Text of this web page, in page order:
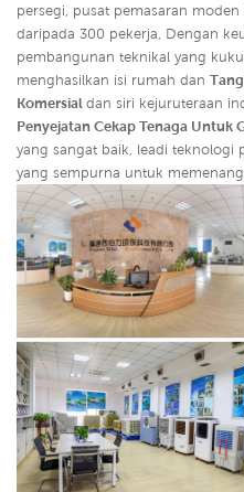
persegi, pusat pemasaran
daripada 300 pekerja, Dengan
pembangunan teknikal yang
menghasilkan isi rumah dan
Komersial dan siri kejuruteraan
Penyejatan Cekap Tenaga Untuk
yang sangat baik, leadi teknologi
yang sempurna untuk